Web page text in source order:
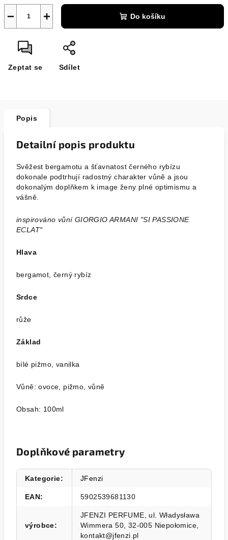
+
− Do košíku
Zeptat se Sdílet
Popis
Detailní popis produktu
Svěžest bergamotu a šťavnatost černého rybízu
dokonale podtrhují radostný charakter vůně a jsou
dokonalým doplňkem k image ženy plné optimismu a
vášně.
inspirováno vůní GIORGIO ARMANI "SI PASSIONE
ECLAT"
Hlava
bergamot, černý rybíz
Srdce
růže
Základ
bílé pižmo, vanilka
Vůně: ovoce, pižmo, vůně
Obsah: 100ml
Doplňkové parametry
Kategorie: JFenzi
EAN: 5902539681130
výrobce:
JFENZI PERFUME, ul. Władysława
Wimmera 50, 32-005 Niepołomice,
kontakt@jfenzi.pl